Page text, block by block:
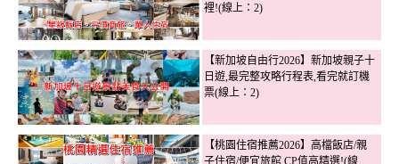
裡!(線上：2)
【新加坡自由行2026】新加坡親子十
日遊,最完整攻略行程表,看完就訂機
票(線上：2)
【桃園住宿推薦2026】高檔飯店/親
子住宿/便宜旅館,CP值高精選!(線